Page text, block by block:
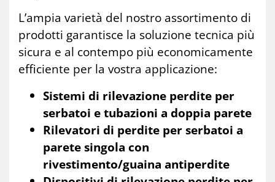
L’ampia varietà del nostro assortimento di
prodotti garantisce la soluzione tecnica più
sicura e al contempo più economicamente
efficiente per la vostra applicazione:
Sistemi di rilevazione perdite per
serbatoi e tubazioni a doppia parete
Rilevatori di perdite per serbatoi a
parete singola con
rivestimento/guaina antiperdite